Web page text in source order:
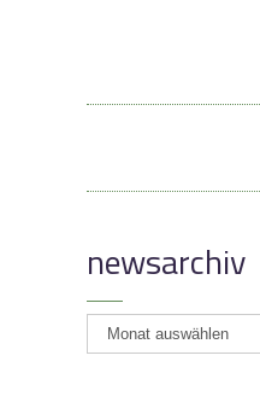
newsarchiv
newsarchiv